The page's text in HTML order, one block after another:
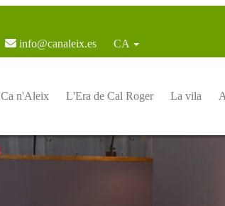
info@canaleix.es CA
Ca n'Aleix L'Era de Cal Roger La vila